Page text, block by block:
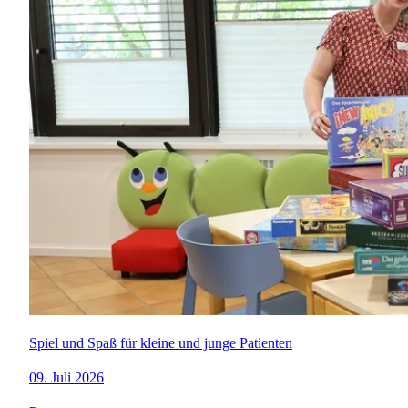
Spiel und Spaß für kleine und junge Patienten
09. Juli 2026